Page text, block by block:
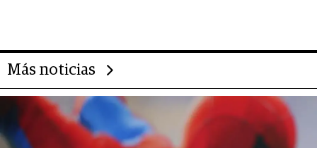
Más noticias